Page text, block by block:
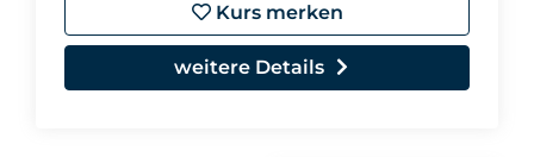
Kurs merken
weitere Details